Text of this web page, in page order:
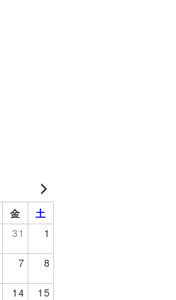
金
土
31 1
7 8
14 15